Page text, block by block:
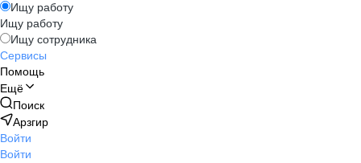
Ищу работу
Ищу работу
Ищу сотрудника
Сервисы
Помощь
Ещё
Поиск
Арзгир
Войти
Войти